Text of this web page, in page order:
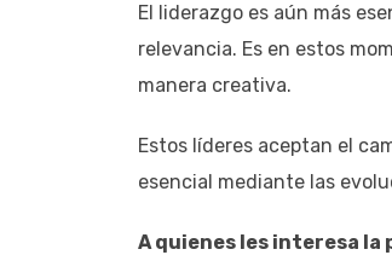
El liderazgo es aún más
relevancia. Es en estos
manera creativa.
Estos líderes aceptan el
esencial mediante las
A quienes les interesa